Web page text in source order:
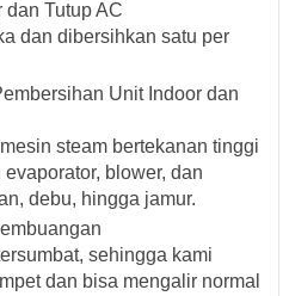
dan Tutup AC
dan dibersihkan satu per
Unit Indoor dan
mesin steam bertekanan tinggi
blower, dan
debu, hingga jamur.
sehingga kami
dan bisa mengalir normal